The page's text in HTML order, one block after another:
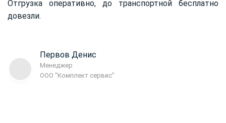
Отгрузка оперативно, до транспортной бесплатно
довезли.
Первов Денис
Менеджер
ООО "Комплект сервис"